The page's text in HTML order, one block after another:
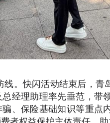
线。快闪活动结束后，
经理助理率先垂范，带
、保险基础知识等重点